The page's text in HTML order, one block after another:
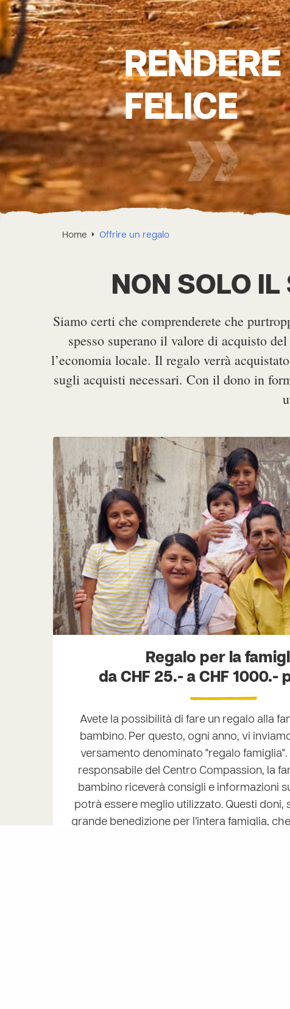
FELICE
Home Offrire un regalo
NON SOLO IL
Siamo certi che comprenderete che
spesso superano il valore di acquisto
l’economia locale. Il regalo verrà
sugli acquisti necessari. Con il dono in
Regalo per la
da CHF 25.- a CHF 1000.-
Avete la possibilità di fare un regalo alla
bambino. Per questo, ogni anno, vi
versamento denominato "regalo famiglia".
responsabile del Centro Compassion, la
bambino riceverà consigli e informazioni
potrà essere meglio utilizzato. Questi doni,
grande benedizione per l’intera famiglia,